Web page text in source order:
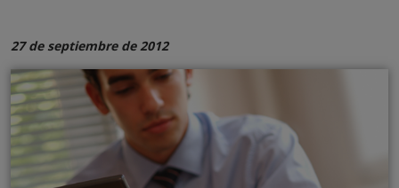
27 de septiembre de 2012